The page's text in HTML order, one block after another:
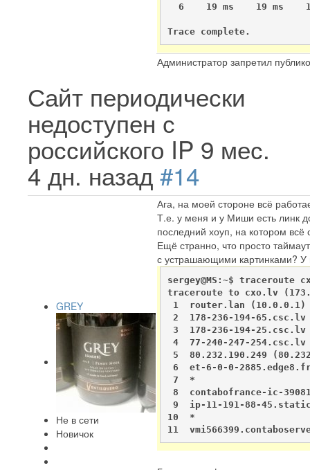
6    19 ms    19 ms
Trace complete.
Администратор запретил
Сайт периодически
недоступен с
российского IP 9 мес.
4 дн. назад #14
GREY
Не в сети
Новичок
Ага, на моей стороне всё
Т.е. у меня и у Миши есть линк
последний хоуп, на котором
Ещё странно, что просто
с устрашающими картинками? У
sergey@MS:~$ traceroute
traceroute to cxo.lv
1  router.lan (10.0.0.1)
2  178-236-194-65.csc.lv
3  178-236-194-25.csc.lv
4  77-240-247-254.csc.lv
5  80.232.190.249
6  et-6-0-0-
7  *
8  contabofrance-ic-
9  ip-11-191-88-
10  *
11